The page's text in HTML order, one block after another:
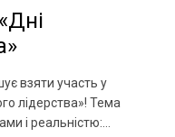
взяти участь у
лідерства»! Тема
і реальністю: